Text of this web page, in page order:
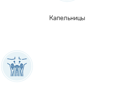
Капельницы